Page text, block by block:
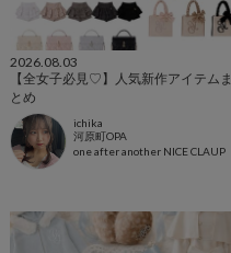
2026.08.03
【全女子必見♡】人気新作アイテムま
とめ
ichika
河原町OPA
one after another NICE CLAUP